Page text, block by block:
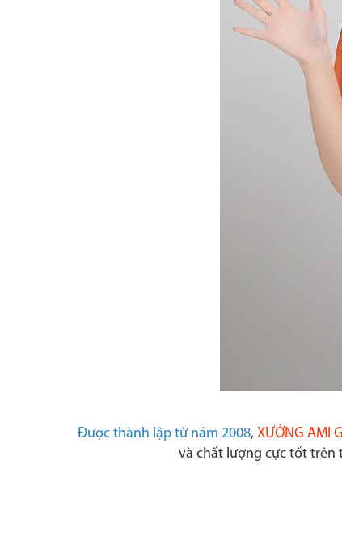
Được thành lập từ năm 2008, XƯỞNG AMI
và chất lượng cực tốt trên